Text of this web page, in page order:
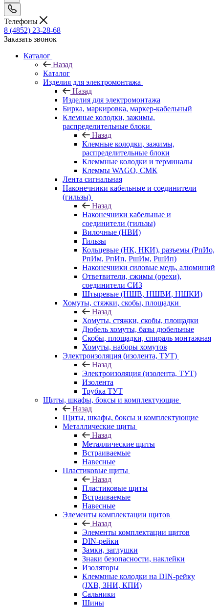
Телефоны
8 (4852) 23-28-68
Заказать звонок
Каталог
Назад
Каталог
Изделия для электромонтажа
Назад
Изделия для электромонтажа
Бирка, маркировка, маркер-кабельный
Клемные колодки, зажимы,
распределительные блоки
Назад
Клемные колодки, зажимы,
распределительные блоки
Клеммные колодки и терминалы
Клеммы WAGO, СМК
Лента сигнальная
Наконечники кабельные и соединители
(гильзы)
Назад
Наконечники кабельные и
соединители (гильзы)
Вилочные (НВИ)
Гильзы
Кольцевые (НК, НКИ), разъемы (РпИо,
РпИм, РпИп, РшИм, РшИп)
Наконечники силовые медь, алюминий
Ответвители, сжимы (орехи),
соединители СИЗ
Штыревые (НШВ, НШВИ, НШКИ)
Хомуты, стяжки, скобы, площадки
Назад
Хомуты, стяжки, скобы, площадки
Дюбель хомуты, базы дюбельные
Скобы, площадки, спираль монтажная
Хомуты, наборы хомутов
Электроизоляция (изолента, ТУТ)
Назад
Электроизоляция (изолента, ТУТ)
Изолента
Трубка ТУТ
Щиты, шкафы, боксы и комплектующие
Назад
Щиты, шкафы, боксы и комплектующие
Металлические щиты
Назад
Металлические щиты
Встраиваемые
Навесные
Пластиковые щиты
Назад
Пластиковые щиты
Встраиваемые
Навесные
Элементы комплектации щитов
Назад
Элементы комплектации щитов
DIN-рейки
Замки, заглушки
Знаки безопасности, наклейки
Изоляторы
Клеммные колодки на DIN-рейку
(JXB, ЗНИ, КПИ)
Сальники
Шины